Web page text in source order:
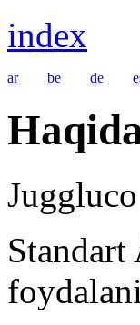
index
ar be de